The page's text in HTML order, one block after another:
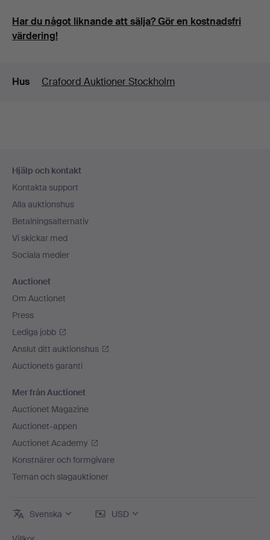
Har du något liknande att sälja? Gör en kostnadsfri
värdering!
Detaljer
Hus Crafoord Auktioner Stockholm
Hjälp och kontakt
Kontakta support
Alla auktionshus
Betalningsalternativ
Vi skickar med
Sociala medier
Auctionet
Om Auctionet
Press
Lediga jobb
Anslut ditt auktionshus
Auctionets garanti
Mer från Auctionet
Auctionet Magazine
Auctionet-appen
Auctionet Academy
Konstnärer och formgivare
Teman och slagauktioner
Svenska USD